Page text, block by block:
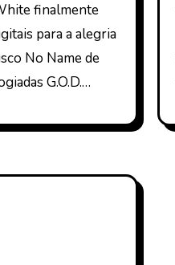
para a alegria
No Name de
G.O.D.…